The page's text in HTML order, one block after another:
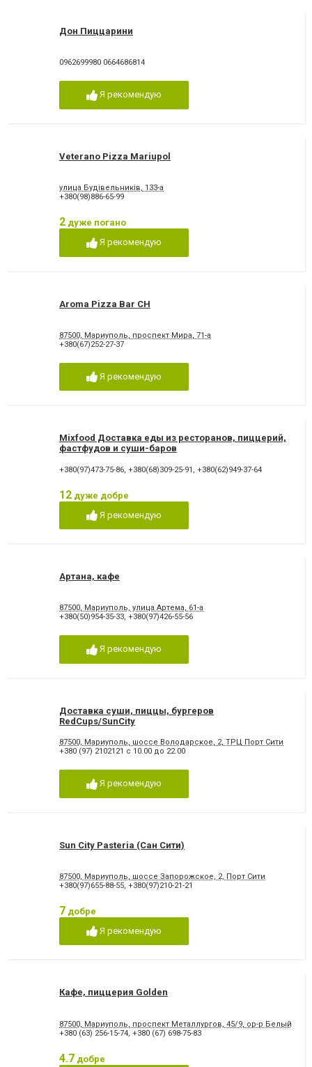
Дон Пиццарини
0962699980 0664686814
Я рекомендую
Veterano Pizza Mariupol
улица Будівельників, 133-а
+380(98)886-65-99
2 дуже погано
Я рекомендую
Aroma Pizza Bar CH
87500, Мариуполь, проспект Мира, 71-а
+380(67)252-27-37
Я рекомендую
Mixfood Доставка еды из ресторанов, пиццерий,
фастфудов и суши-баров
+380(97)473-75-86, +380(68)309-25-91 , +380(62)949-37-64
12 дуже добре
Я рекомендую
Артана, кафе
87500, Мариуполь, улица Артема, 61-а
+380(50)954-35-33, +380(97)426-55-56
Я рекомендую
Доставка суши, пиццы, бургеров
RedCups/SunCity
87500, Мариуполь, шоссе Володарское, 2, ТРЦ Порт Сити
+380 (97) 2102121 с 10.00 до 22.00
Я рекомендую
Sun City Pasteria (Сан Сити)
87500, Мариуполь, шоссе Запорожское, 2, Порт Сити
+380(97)655-88-55, +380(97)210-21-21
7 добре
Я рекомендую
Кафе, пиццерия Golden
87500, Мариуполь, проспект Металлургов, 45/9, ор-р Белый
+380 (63) 256-15-74, +380 (67) 698-75-83
4.7 добре